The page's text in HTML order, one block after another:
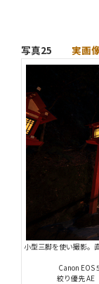
写真25 実画
小型三脚を使い撮影。
Canon EOS
絞り優先